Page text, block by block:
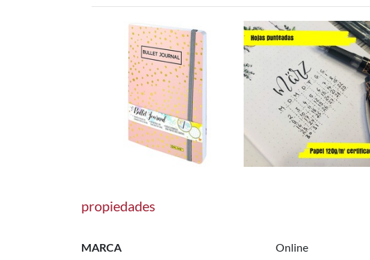
propiedades
MARCA Online